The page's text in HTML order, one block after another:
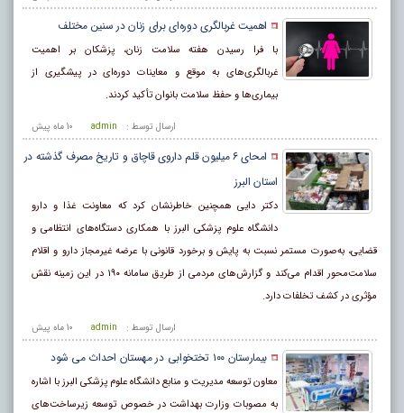
اهمیت غربالگری دوره‌ای برای زنان در سنین مختلف
با فرا رسیدن هفته سلامت زنان، پزشکان بر اهمیت
غربالگری‌های به موقع و معاینات دوره‌ای در پیشگیری از
بیماری‌ها و حفظ سلامت بانوان تأکید کردند.
10 ماه پيش ارسال توسط : admin
امحای ۶ میلیون قلم داروی قاچاق و تاریخ مصرف گذشته در
استان البرز
دکتر دایی همچنین خاطرنشان کرد که معاونت غذا و دارو
دانشگاه علوم پزشکی البرز با همکاری دستگاه‌های انتظامی و
قضایی، به‌صورت مستمر نسبت به پایش و برخورد قانونی با عرضه غیرمجاز دارو و اقلام
سلامت‌محور اقدام می‌کند و گزارش‌های مردمی از طریق سامانه ۱۹۰ در این زمینه نقش
مؤثری در کشف تخلفات دارد.
10 ماه پيش ارسال توسط : admin
بیمارستان ۱۰۰ تختخوابی در مهستان احداث می شود
معاون توسعه مدیریت و منابع دانشگاه علوم پزشکی البرز با اشاره
به مصوبات وزارت بهداشت در خصوص توسعه زیرساخت‌های